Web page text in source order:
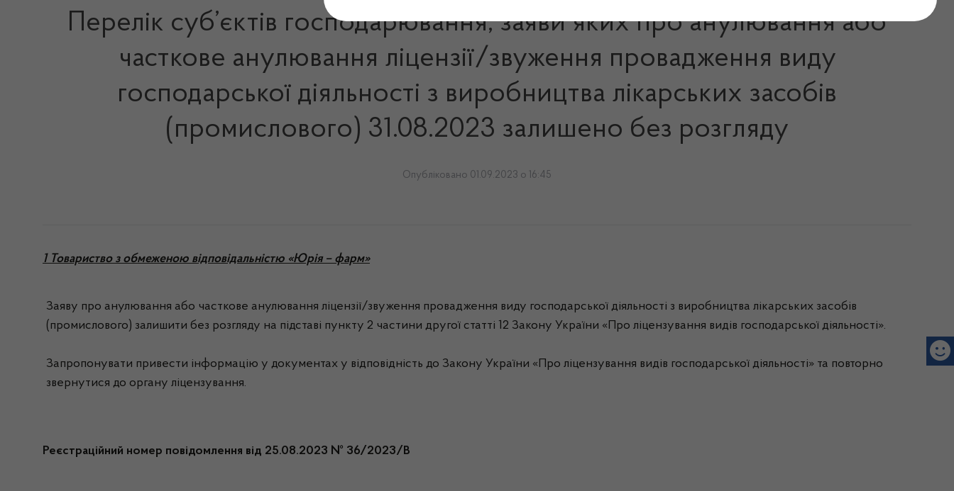
Перелік суб’єктів господарювання, заяви яких про анулювання або
часткове анулювання ліцензії/звуження провадження виду
господарської діяльності з виробництва лікарських засобів
(промислового) 31.08.2023 залишено без розгляду
Опубліковано 01.09.2023 о 16:45
1 Товариство з обмеженою відповідальністю «Юрія – фарм»
Заяву про анулювання або часткове анулювання ліцензії/звуження провадження виду господарської діяльності з виробництва лікарських засобів
(промислового) залишити без розгляду на підставі пункту 2 частини другої статті 12 Закону України «Про ліцензування видів господарської діяльності».
Запропонувати привести інформацію у документах у відповідність до Закону України «Про ліцензування видів господарської діяльності» та повторно
звернутися до органу ліцензування.
Реєстраційний номер повідомлення від 25.08.2023 № 36/2023/В